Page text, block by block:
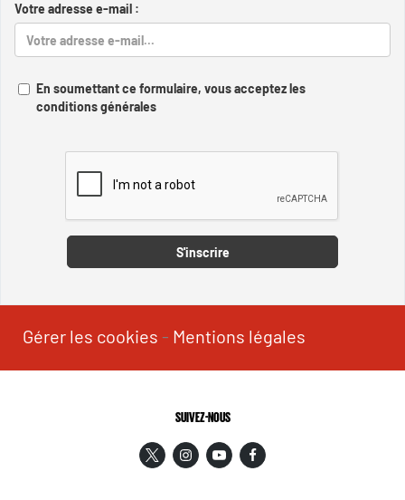
Votre adresse e-mail :
En soumettant ce formulaire, vous acceptez les
conditions générales
S'inscrire
Gérer les cookies - Mentions légales
SUIVEZ-NOUS